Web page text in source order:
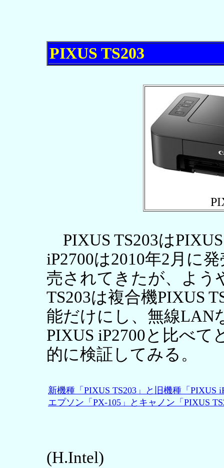
PIXUS TS203
PIXUS TS203は
iP2700は2010年2月に
売されてきたが、よう
TS203は複合機PIXUS
能だけにし、無線LAN
PIXUS iP2700と比べ
的に検証してみる。
新機種「PIXUS TS203」と旧機種「PIXUS
エプソン「PX-105」とキャノン「PIXUS
(H.Intel)